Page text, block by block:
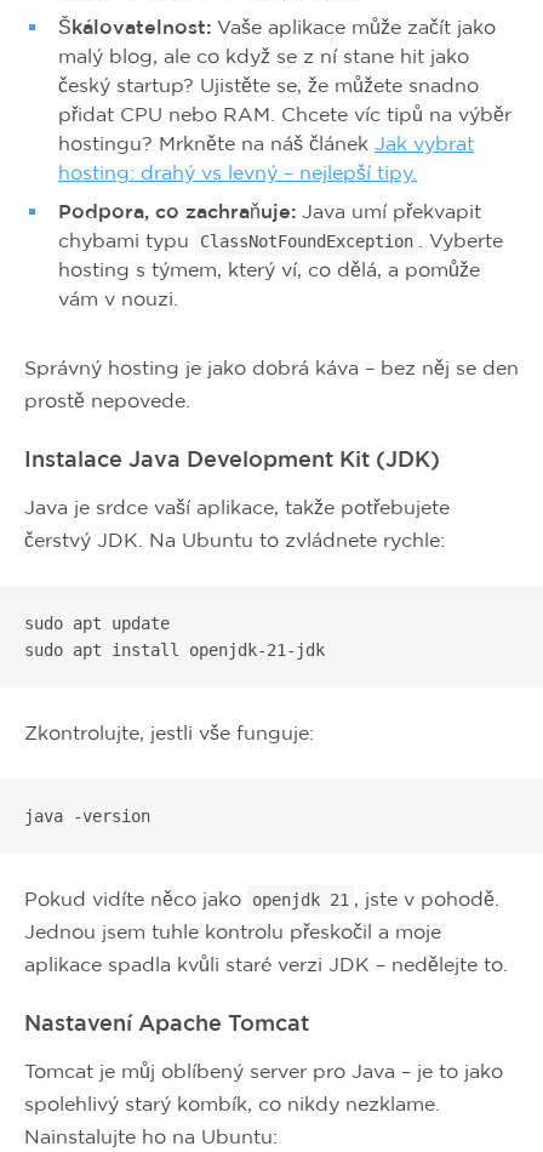
Škálovatelnost: Vaše aplikace může začít jako
malý blog, ale co když se z ní stane hit jako
český startup? Ujistěte se, že můžete snadno
přidat CPU nebo RAM. Chcete víc tipů na výběr
hostingu? Mrkněte na náš článek Jak vybrat
hosting: drahý vs levný – nejlepší tipy.
Podpora, co zachraňuje: Java umí překvapit
chybami typu
ClassNotFoundException
. Vyberte
hosting s týmem, který ví, co dělá, a pomůže
vám v nouzi.
Správný hosting je jako dobrá káva – bez něj se den
prostě nepovede.
Instalace Java Development Kit (JDK)
Java je srdce vaší aplikace, takže potřebujete
čerstvý JDK. Na Ubuntu to zvládnete rychle:
sudo apt update
sudo apt install openjdk-21-jdk
Zkontrolujte, jestli vše funguje:
java -version
Pokud vidíte něco jako openjdk 21 , jste v pohodě.
Jednou jsem tuhle kontrolu přeskočil a moje
aplikace spadla kvůli staré verzi JDK – nedělejte to.
Nastavení Apache Tomcat
Tomcat je můj oblíbený server pro Java – je to jako
spolehlivý starý kombík, co nikdy nezklame.
Nainstalujte ho na Ubuntu: